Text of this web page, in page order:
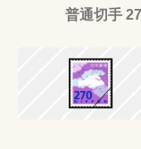
普通切手